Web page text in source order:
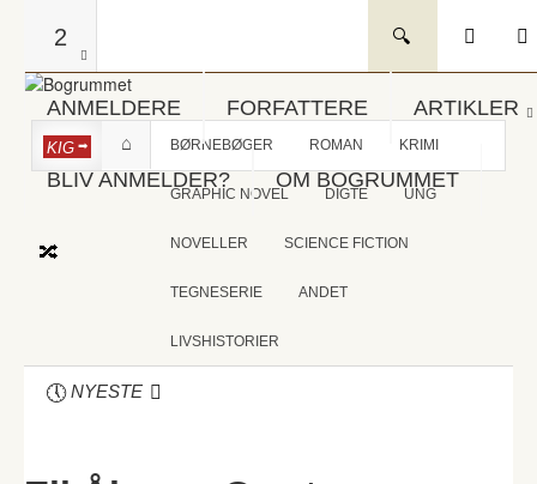
2
ANMELDERE FORFATTERE ARTIKLER
BLIV ANMELDER? OM BOGRUMMET
KIG BØRNEBØGER ROMAN KRIMI
GRAPHIC NOVEL DIGTE UNG
NOVELLER SCIENCE FICTION
TEGNESERIE ANDET
LIVSHISTORIER
NYESTE